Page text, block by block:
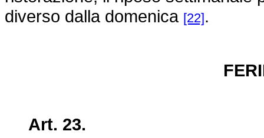
diverso dalla domenica [22].
Art. 23.